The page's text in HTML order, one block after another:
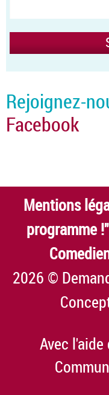
Rejoignez-
Facebook
Mentions
programme !"
2026 ©
Avec